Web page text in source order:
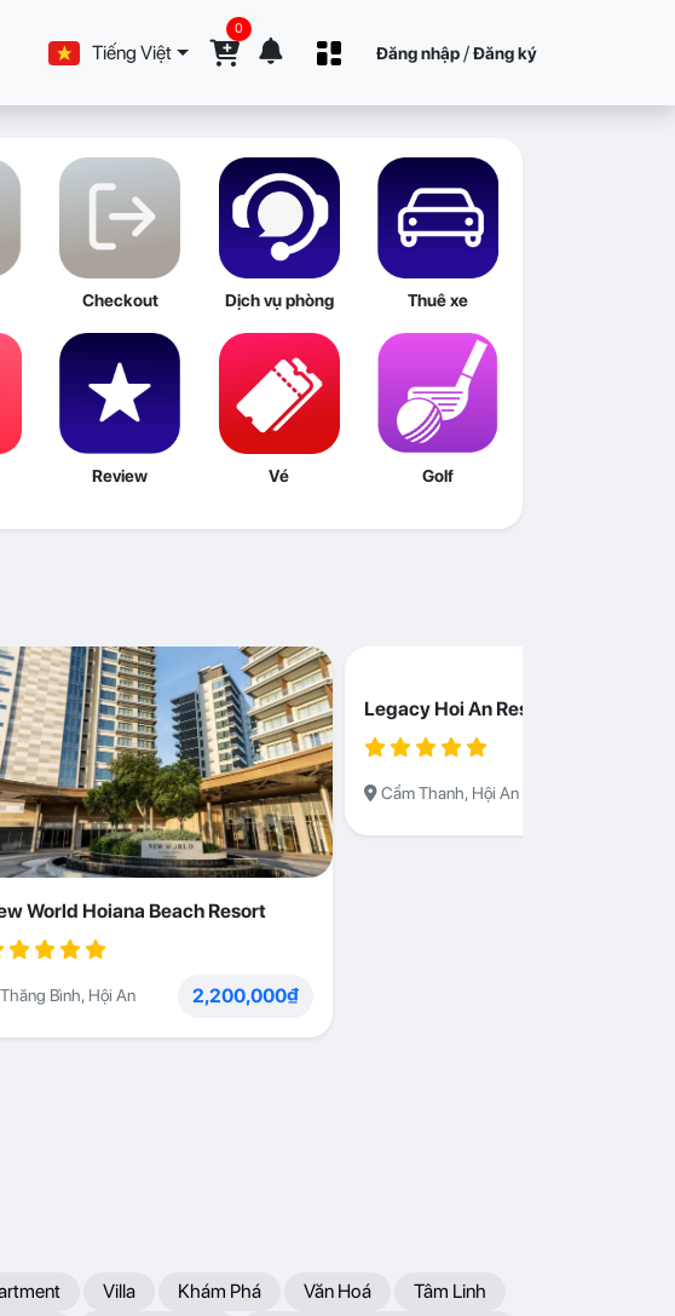
Tiếng Việt
0
Đăng nhập /Đăng ký
Checkout Dịch vụ phòng Thuê xe
Review Vé Golf
World Hoiana Beach Resort
Bình, Hội An 2,200,000₫
Legacy Hoi An Resort
Cẩm Thanh, Hội An
Villa Khám Phá Văn Hoá
Tâm Linh